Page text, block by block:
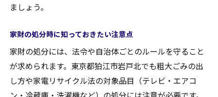
ましょう。
家財の処分時に知っておきたい注意点
家財の処分には、法令や自治体ごとのルールを守ること
が求められます。東京都狛江市岩戸北でも粗大ごみの出
し方や家電リサイクル法の対象品目（テレビ・エアコ